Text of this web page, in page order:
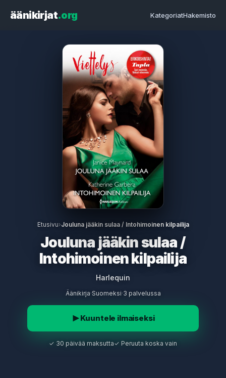
äänikirjat.org KategoriatHakemisto
Etusivu›Jouluna jääkin sulaa / Intohimoinen kilpailija
Jouluna jääkin sulaa /
Intohimoinen kilpailija
Harlequin
Äänikirja·Suomeksi·3 palvelussa
Kuuntele ilmaiseksi
✓ 30 päivää maksutta✓ Peruuta koska vain